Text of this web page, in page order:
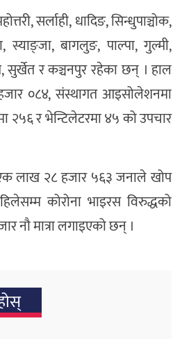
सर्लाही, धादिङ, सिन्धुपाञ्चोक,
स्याङ्जा, बागलुङ, पाल्पा, गुल्मी,
सुर्खेत र कञ्चनपुर रहेका छन् । हाल
०८४, संस्थागत आइसोलेशनमा
र भेन्टिलेटरमा ४५ को उपचार
लाख २८ हजार ५६३ जनाले खोप
कोरोना भाइरस विरुद्धको
नौ मात्रा लगाइएको छन् ।